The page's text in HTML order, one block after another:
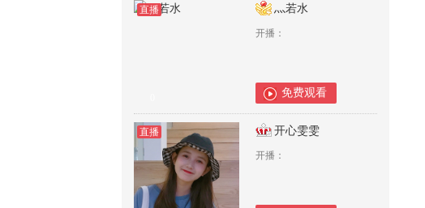
直播 灬若水
开播：
免费观看
直播 开心雯雯
开播：